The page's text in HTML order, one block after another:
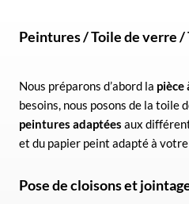
Peintures / Toile de verre /
Nous préparons d’abord la pièce
besoins, nous posons de la toile
peintures adaptées aux
et du papier peint adapté à
Pose de cloisons et